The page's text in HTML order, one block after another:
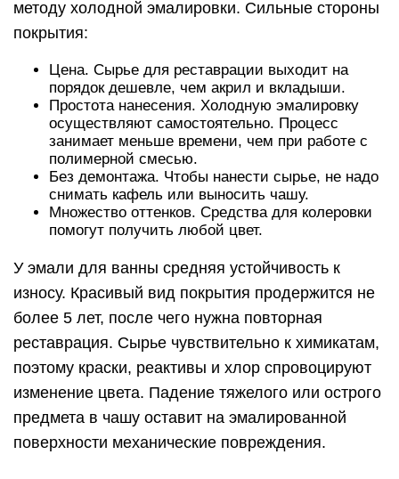
износу. Красивый вид покрытия продержится не
более 5 лет, после чего нужна повторная
реставрация. Сырье чувствительно к химикатам,
поэтому краски, реактивы и хлор спровоцируют
изменение цвета. Падение тяжелого или острого
предмета в чашу оставит на эмалированной
поверхности механические повреждения.
Белая эмаль для сантехникиИсточник lkmdom.ru
Конечно, дефекты легко закрасить, но процедура
не всегда приятна. У материала очень едкий,
химический запах, который долго не
выветривается даже при открытых окнах. Во
время работ обязательна защита (респиратор), а
домочадцев и питомцев лучше переселить в
другое жилье.
Когда нужно устранить